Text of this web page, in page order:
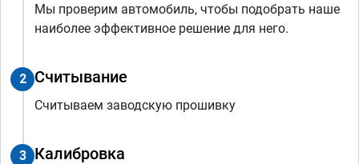
Мы проверим автомобиль, чтобы подобрать наше
наиболее эффективное решение для него.
2 Считывание
Считываем заводскую прошивку
3 Калибровка